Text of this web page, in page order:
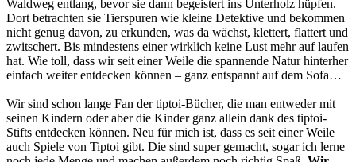
Waldweg entlang, bevor sie dann begeistert ins Unterholz hüpfen.
Dort betrachten sie Tierspuren wie kleine Detektive und bekommen
nicht genug davon, zu erkunden, was da wächst, klettert, flattert und
zwitschert. Bis mindestens einer wirklich keine Lust mehr auf laufen
hat. Wie toll, dass wir seit einer Weile die spannende Natur hinterher
einfach weiter entdecken können – ganz entspannt auf dem Sofa…
Wir sind schon lange Fan der tiptoi-Bücher, die man entweder mit
seinen Kindern oder aber die Kinder ganz allein dank des tiptoi-
Stifts entdecken können. Neu für mich ist, dass es seit einer Weile
auch Spiele von Tiptoi gibt. Die sind super gemacht, sogar ich lerne